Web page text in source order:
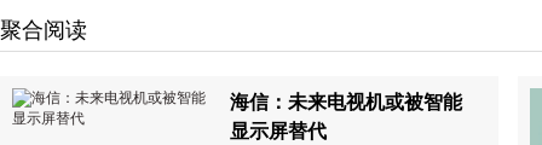
聚合阅读
海信：未来电视机或被智能
显示屏替代